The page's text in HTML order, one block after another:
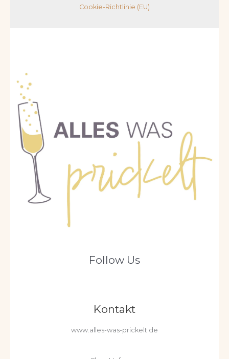
Cookie-Richtlinie (EU)
Follow Us
Kontakt
www.alles-was-prickelt.de